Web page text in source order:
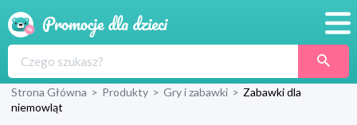
Produkty
Strona Główna > Produkty > Gry i zabawki > Zabawki dla
niemowląt